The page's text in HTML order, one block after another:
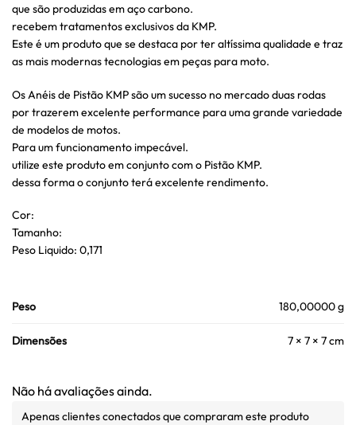
que são produzidas em aço carbono.
recebem tratamentos exclusivos da KMP.
Este é um produto que se destaca por ter altíssima qualidade e traz
as mais modernas tecnologias em peças para moto.
Os Anéis de Pistão KMP são um sucesso no mercado duas rodas
por trazerem excelente performance para uma grande variedade
de modelos de motos.
Para um funcionamento impecável.
utilize este produto em conjunto com o Pistão KMP.
dessa forma o conjunto terá excelente rendimento.
Cor:
Tamanho:
Peso Liquido: 0,171
Peso 180,00000 g
Dimensões 7 × 7 × 7 cm
Não há avaliações ainda.
Apenas clientes conectados que compraram este produto